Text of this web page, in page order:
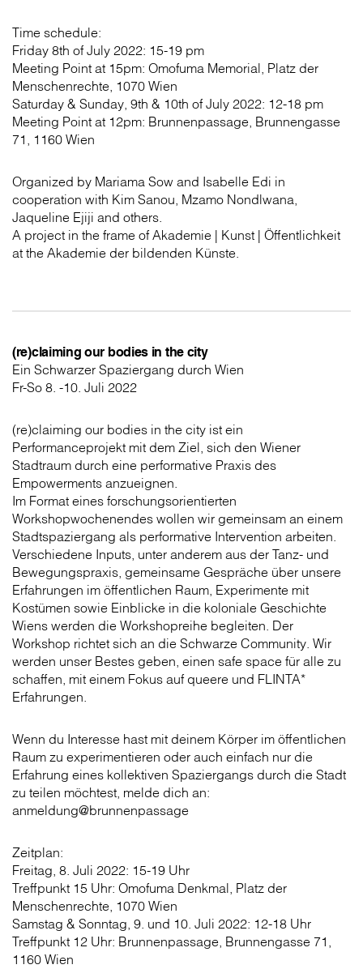
Time schedule:
Friday 8th of July 2022: 15-19 pm
Meeting Point at 15pm: Omofuma Memorial, Platz der
Menschenrechte, 1070 Wien
Saturday & Sunday, 9th & 10th of July 2022: 12-18 pm
Meeting Point at 12pm: Brunnenpassage, Brunnengasse
71, 1160 Wien
Organized by Mariama Sow and Isabelle Edi in
cooperation with Kim Sanou, Mzamo Nondlwana,
Jaqueline Ejiji and others.
A project in the frame of Akademie | Kunst | Öffentlichkeit
at the Akademie der bildenden Künste.
(re)claiming our bodies in the city
Ein Schwarzer Spaziergang durch Wien
Fr-So 8. -10. Juli 2022
(re)claiming our bodies in the city ist ein
Performanceprojekt mit dem Ziel, sich den Wiener
Stadtraum durch eine performative Praxis des
Empowerments anzueignen.
Im Format eines forschungsorientierten
Workshopwochenendes wollen wir gemeinsam an einem
Stadtspaziergang als performative Intervention arbeiten.
Verschiedene Inputs, unter anderem aus der Tanz- und
Bewegungspraxis, gemeinsame Gespräche über unsere
Erfahrungen im öffentlichen Raum, Experimente mit
Kostümen sowie Einblicke in die koloniale Geschichte
Wiens werden die Workshopreihe begleiten. Der
Workshop richtet sich an die Schwarze Community. Wir
werden unser Bestes geben, einen safe space für alle zu
schaffen, mit einem Fokus auf queere und FLINTA*
Erfahrungen.
Wenn du Interesse hast mit deinem Körper im öffentlichen
Raum zu experimentieren oder auch einfach nur die
Erfahrung eines kollektiven Spaziergangs durch die Stadt
zu teilen möchtest, melde dich an:
anmeldung@brunnenpassage
Zeitplan:
Freitag, 8. Juli 2022: 15-19 Uhr
Treffpunkt 15 Uhr: Omofuma Denkmal, Platz der
Menschenrechte, 1070 Wien
Samstag & Sonntag, 9. und 10. Juli 2022: 12-18 Uhr
Treffpunkt 12 Uhr: Brunnenpassage, Brunnengasse 71,
1160 Wien